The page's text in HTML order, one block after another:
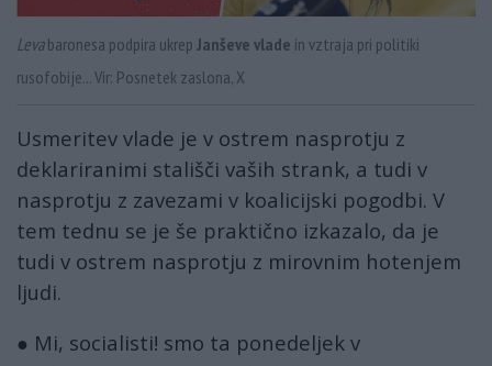
Levabaronesa podpira ukrep Janševe vlade in vztraja pri politiki
rusofobije... Vir: Posnetek zaslona, X
Usmeritev vlade je v ostrem nasprotju z
deklariranimi stališči vaših strank, a tudi v
nasprotju z zavezami v koalicijski pogodbi. V
tem tednu se je še praktično izkazalo, da je
tudi v ostrem nasprotju z mirovnim hotenjem
ljudi.
● Mi, socialisti! smo ta ponedeljek v